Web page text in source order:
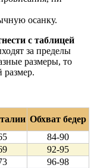
осанку.
с таблицей
за пределы
размеры, то
размер.
Обхват бедер
84-90
92-95
96-98